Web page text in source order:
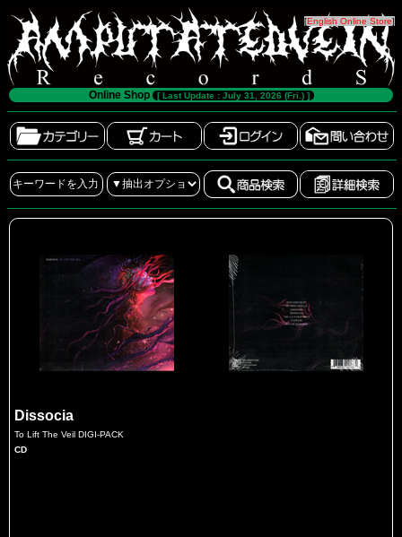
[English Online Store]
Online Shop [ Last Update : July 31, 2026 (Fri.) ]
Dissocia
To Lift The Veil DIGI-PACK
CD